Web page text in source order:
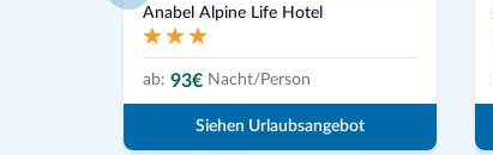
Anabel Alpine Life Hotel
ab: 93€ Nacht/Person
Siehen Urlaubsangebot